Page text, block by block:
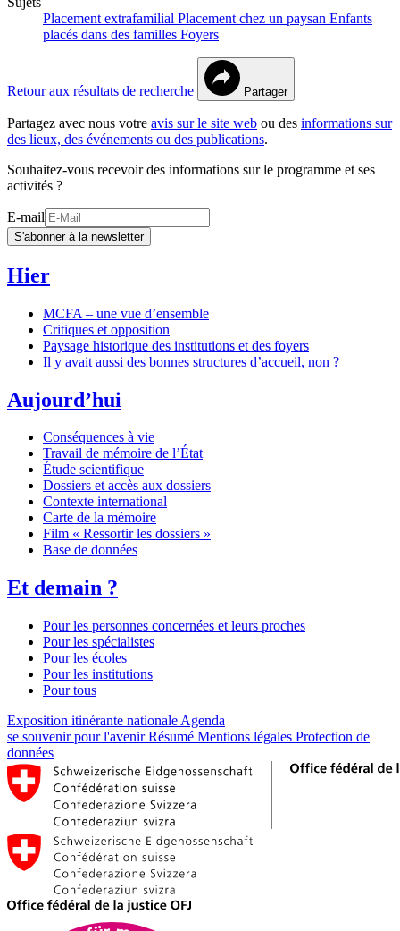
Placement extrafamilial Placement chez un paysan Enfants
placés dans des familles Foyers
Retour aux résultats de recherche Partager
Partagez avec nous votre avis sur le site web ou des informations sur
des lieux, des événements ou des publications.
Souhaitez-vous recevoir des informations sur le programme et ses
activités ?
E-mail
S'abonner à la newsletter
Hier
MCFA – une vue d’ensemble
Critiques et opposition
Paysage historique des institutions et des foyers
Il y avait aussi des bonnes structures d’accueil, non ?
Aujourd’hui
Conséquences à vie
Travail de mémoire de l’État
Étude scientifique
Dossiers et accès aux dossiers
Contexte international
Carte de la mémoire
Film « Ressortir les dossiers »
Base de données
Et demain ?
Pour les personnes concernées et leurs proches
Pour les spécialistes
Pour les écoles
Pour les institutions
Pour tous
Exposition itinérante nationale Agenda
se souvenir pour l'avenirRésumé Mentions légales Protection de
données